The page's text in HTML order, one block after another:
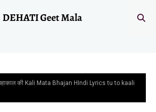
DEHATI Geet Mala
की Kali Mata Bhajan HIndi Lyrics tu to kaali